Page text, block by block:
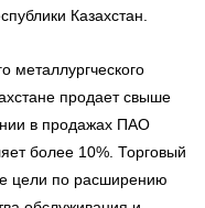
Казахстан.
металлургческого
продает свыше
в продажах ПАО
более 10%. Торговый
цели по расширению